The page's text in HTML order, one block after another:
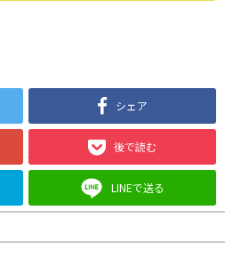
シェア
後で読む
LINEで送る